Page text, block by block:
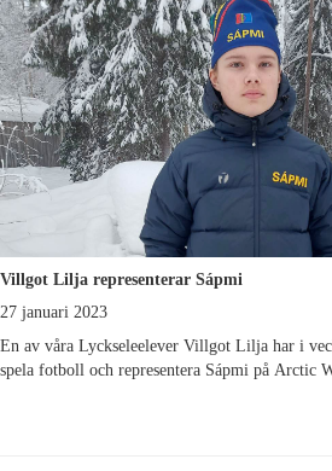
Villgot Lilja representerar Sápmi
27 januari 2023
En av våra Lyckseleelever Villgot Lilja har i
spela fotboll och representera Sápmi på Arctic